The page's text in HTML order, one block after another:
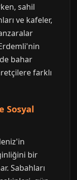
sahil
ve kafeler,
bahar
farklı
Sosyal
bir
Sabahları